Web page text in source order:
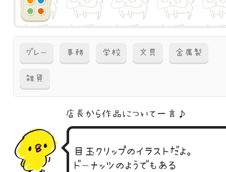
グレー 事務 学校 文具 金属製
雑貨
店長から作品に ついて一言♪
目玉クリップのイラストだよ。
ドーナッツのようでもある